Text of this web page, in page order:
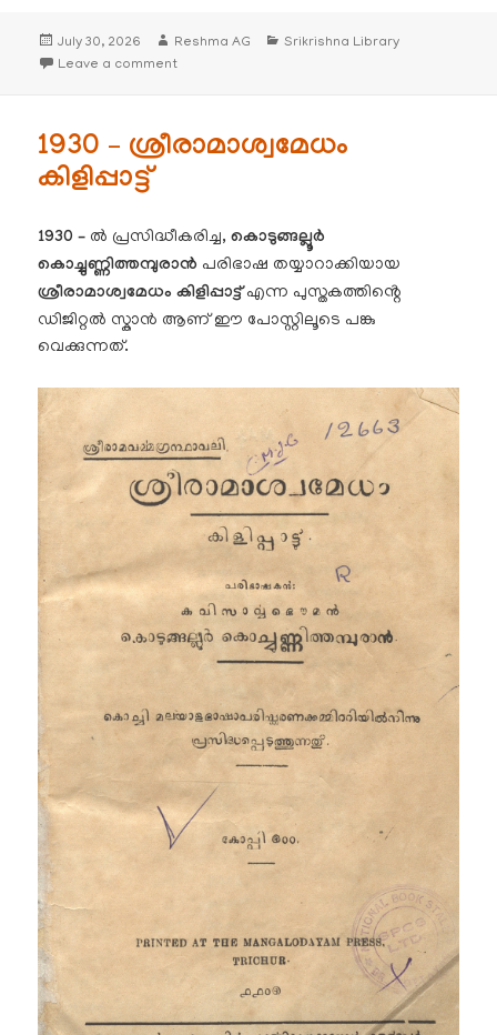
Posted
on
July 30, 2026 Author
Reshma AG Categories
Srikrishna Library
Leave a commenton 1938 – പുഷ്പാഞ്ജലി
1930 – ശ്രീരാമാശ്വമേധം
കിളിപ്പാട്ട്
1930 – ൽ പ്രസിദ്ധീകരിച്ച,കൊടുങ്ങല്ലൂർ
കൊച്ചുണ്ണിത്തമ്പുരാൻ പരിഭാഷ തയ്യാറാക്കിയായ
ശ്രീരാമാശ്വമേധം കിളിപ്പാട്ട്എന്ന പുസ്തകത്തിൻ്റെ
ഡിജിറ്റൽ സ്കാൻ ആണ് ഈ പോസ്റ്റിലൂടെ പങ്കു
വെക്കുന്നത്.